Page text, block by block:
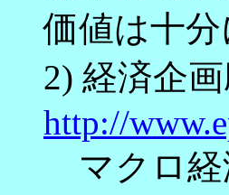
価値は十分
2) 経済企
http://
マクロ経